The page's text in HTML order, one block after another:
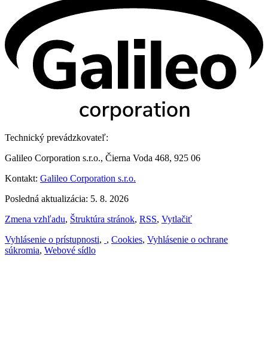
Technický prevádzkovateľ:
Galileo Corporation s.r.o., Čierna Voda 468, 925 06
Kontakt: Galileo Corporation s.r.o.
Posledná aktualizácia: 5. 8. 2026
Zmena vzhľadu, Štruktúra stránok, RSS, Vytlačiť
Vyhlásenie o prístupnosti, , Cookies, Vyhlásenie o ochrane
súkromia, Webové sídlo